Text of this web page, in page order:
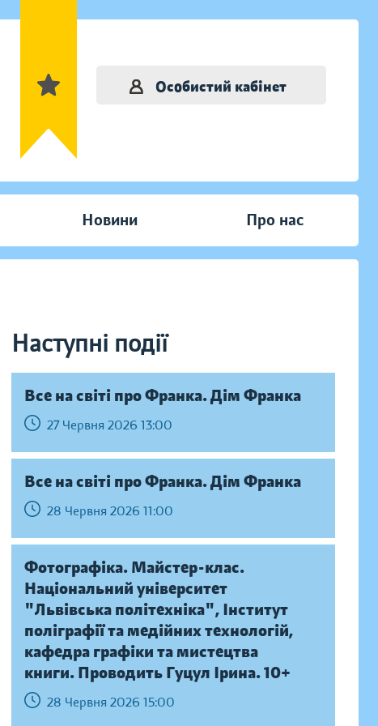
Особистий кабінет
Новини Про нас
Наступні події
Все на світі про Франка. Дім Франка
27 Червня 2026 13:00
Все на світі про Франка. Дім Франка
28 Червня 2026 11:00
Фотографіка. Майстер-клас.
Національний університет
"Львівська політехніка", Інститут
поліграфії та медійних технологій,
кафедра графіки та мистецтва
книги. Проводить Гуцул Ірина. 10+
28 Червня 2026 15:00